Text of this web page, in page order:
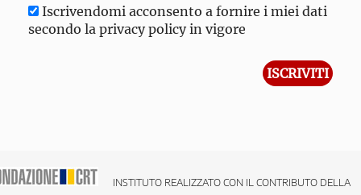
Iscrivendomi acconsento a fornire i miei dati
secondo la privacy policy in vigore
INSTITUTO REALIZZATO CON IL CONTRIBUTO DELLA